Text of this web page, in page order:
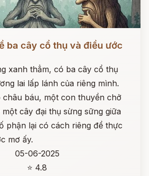
ba cây cổ thụ và điều ước
xanh thẳm, có ba cây cổ thụ
lai lấp lánh của riêng mình.
châu báu, một con thuyền chở
cây đại thụ sừng sững giữa
phận lại có cách riêng để thực
mơ ấy.
05-06-2025
⭐ 4.8